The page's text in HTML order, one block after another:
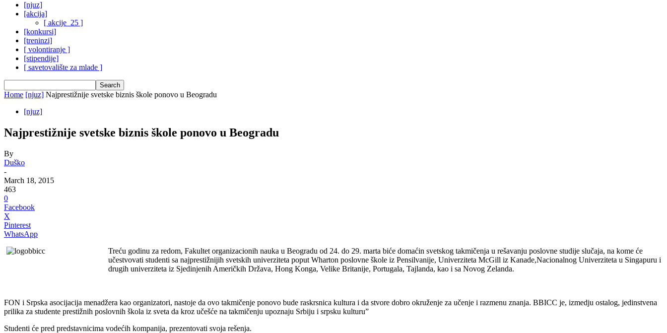
[njuz]
[akcija]
[ akcije_25 ]
[konkursi]
[treninzi]
[ volontiranje ]
[stipendije]
[ savetovalište za mlade ]
Home [njuz] Najprestižnije svetske biznis škole ponovo u Beogradu
[njuz]
Najprestižnije svetske biznis škole ponovo u Beogradu
By
Duško
-
March 18, 2015
463
0
Facebook
X
Pinterest
WhatsApp
Treću godinu za redom, Fakultet organizacionih nauka u Beogradu od 24. do 29. marta biće domaćin svetskog takmičenja u rešavanju poslovne studije slučaja, na kome će
učestvovati studenti sa najprestižnijih svetskih univerziteta poput Wharton poslovne škole iz Pensilvanije, Univerziteta McGill iz Kanade,Nacionalnog Univerziteta u Singapuru i
drugih univerziteta iz Sjedinjenih Američkih Država, Hong Konga, Velike Britanije, Portugala, Tajlanda, kao i sa Novog Zelanda.
FON i Srpska asocijacija menadžera kao organizatori, nastoje da ovo takmičenje ponovo bude raskrsnica kultura i da stvore dobro okruženje za učenje i razmenu znanja. BBICC je, izmedju ostalog, jedinstvena
prilika za studente prestižnih poslovnih škola iz sveta da kroz učešće na takmičenju upoznaju Srbiju i srpsku kulturu”
Studenti će pred predstavnicima vodećih kompanija, prezentovati svoja rešenja.